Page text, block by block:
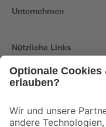
Unternehmen
Nützliche Links
Der toom Newsletter: Keine